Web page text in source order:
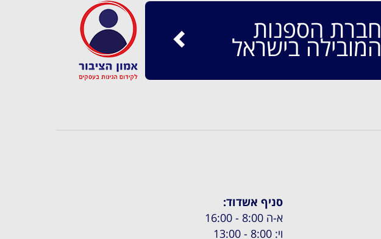
חברת הספנות
המובילה בישראל
סניף אשדוד:
א-ה 8:00 - 16:00
וי: 8:00 - 13:00